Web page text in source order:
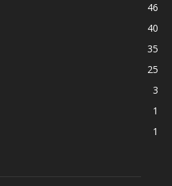
46
40
35
25
3
1
1